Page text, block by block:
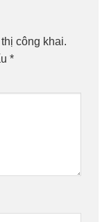
công khai.
*